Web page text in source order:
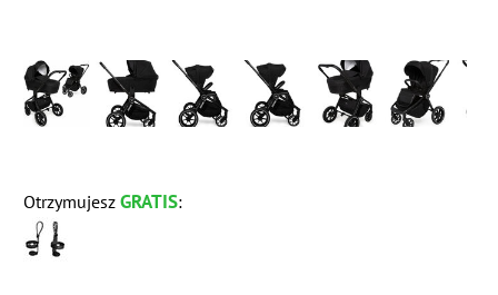
OtrzymujeszGRATIS: